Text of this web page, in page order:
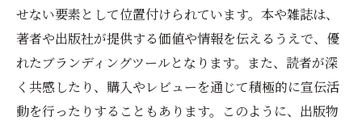
せない要素として位置付けられています。本や雑誌は、
著者や出版社が提供する価値や情報を伝えるうえで、優
れたブランディングツールとなります。また、読者が深
く共感したり、購入やレビューを通じて積極的に宣伝活
動を行ったりすることもあります。このように、出版物